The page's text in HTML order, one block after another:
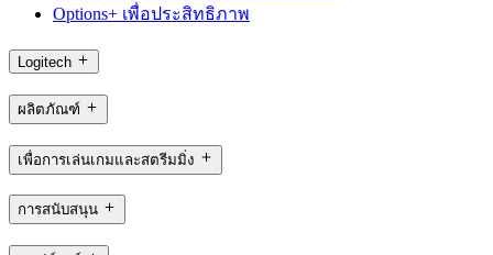
Options+ เพื่อประสิทธิภาพ
Logitech
ผลิตภัณฑ์
เพื่อการเล่นเกมและสตรีมมิ่ง
การสนับสนุน